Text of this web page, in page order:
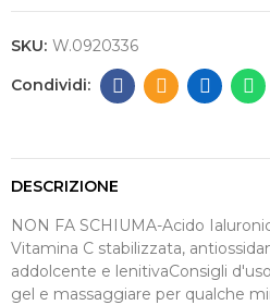
SKU: W.0920336
DESCRIZIONE
NON FA SCHIUMA-Acido
Vitamina C stabilizzata,
addolcente e lenitivaConsigli
gel e massaggiare per qualche